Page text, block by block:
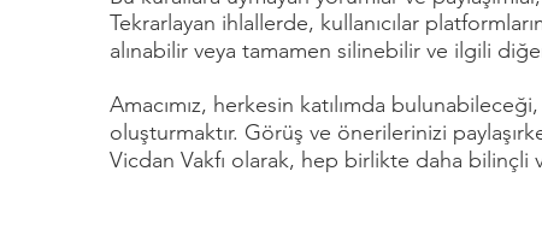
Tekrarlayan ihlallerde, kullanıcılar
alınabilir veya tamamen silinebilir ve ilgili
Amacımız, herkesin katılımda
oluşturmaktır. Görüş ve önerilerinizi
Vicdan Vakfı olarak, hep birlikte daha bilinçli